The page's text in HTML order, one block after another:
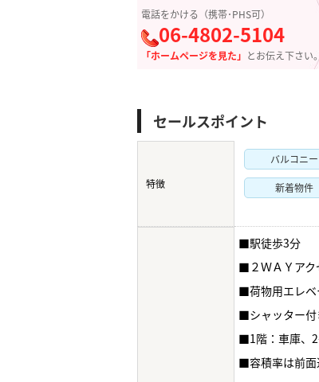
電話をかける（携帯･PHS可）
06-4802-5104
「ホームページを見た」 とお伝え下さい
セールスポイント
特徴
バルコニー
新着物件
■駅徒歩3分
■２ＷＡＹアク
■荷物用エレベ
■シャッター付
■1階：車庫、
■容積率は前面